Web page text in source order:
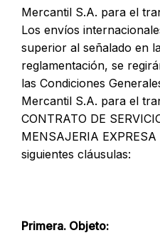
Mercantil S.A. para el
Los envíos
superior al señalado en
reglamentación, se
las Condiciones
Mercantil S.A. para el
CONTRATO DE
MENSAJERIA
siguientes cláusulas:
Primera. Objeto: